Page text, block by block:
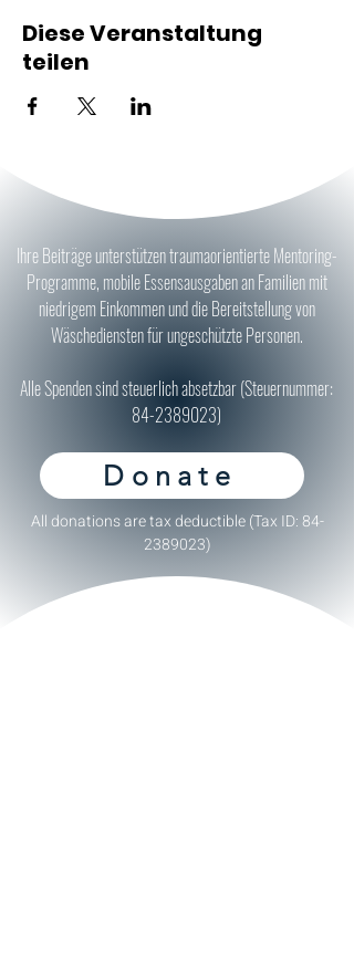
Diese Veranstaltung
teilen
Ihre Beiträge unterstützen traumaorientierte Mentoring-
Programme, mobile Essensausgaben an Familien mit
niedrigem Einkommen und die Bereitstellung von
Wäschediensten für ungeschützte Personen.
Alle Spenden sind steuerlich absetzbar (Steuernummer:
84-2389023)
Donate
All donations are tax deductible (Tax ID:84-
2389023)